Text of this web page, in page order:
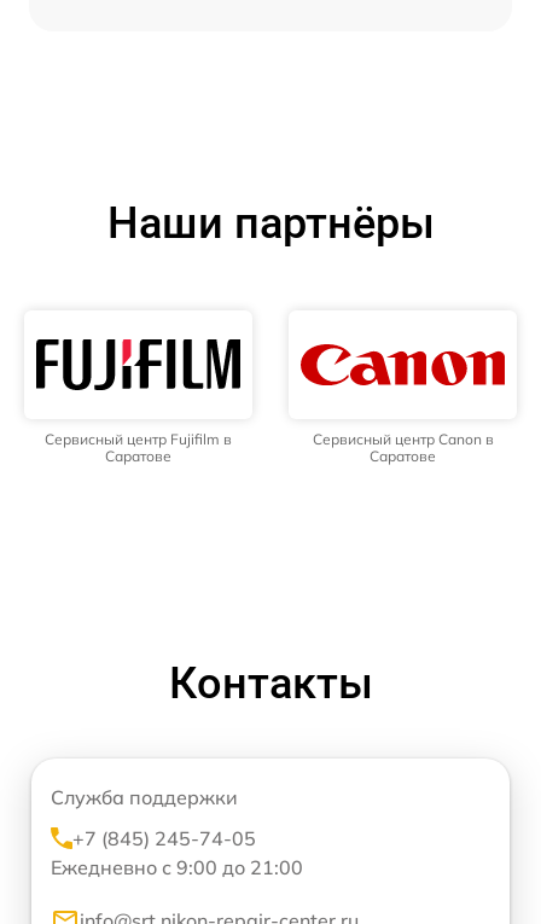
Наши партнёры
Сервисный центр Fujifilm в
Саратове
Сервисный центр Canon в
Саратове
Контакты
Служба поддержки
+7 (845) 245-74-05
Ежедневно с 9:00 до 21:00